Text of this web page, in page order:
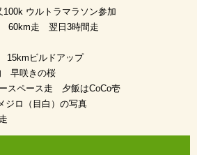
ウルトラマラソン参加
60km走 翌日3時間走
15kmビルドアップ
早咲きの桜
スペース走 夕飯はCoCo壱
ロ（目白）の写真